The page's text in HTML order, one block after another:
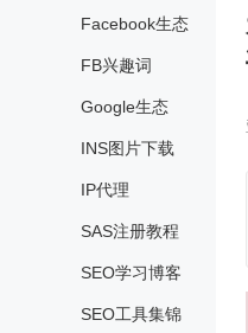
Facebook生态
FB兴趣词
Google生态
INS图片下载
IP代理
SAS注册教程
SEO学习博客
SEO工具集锦